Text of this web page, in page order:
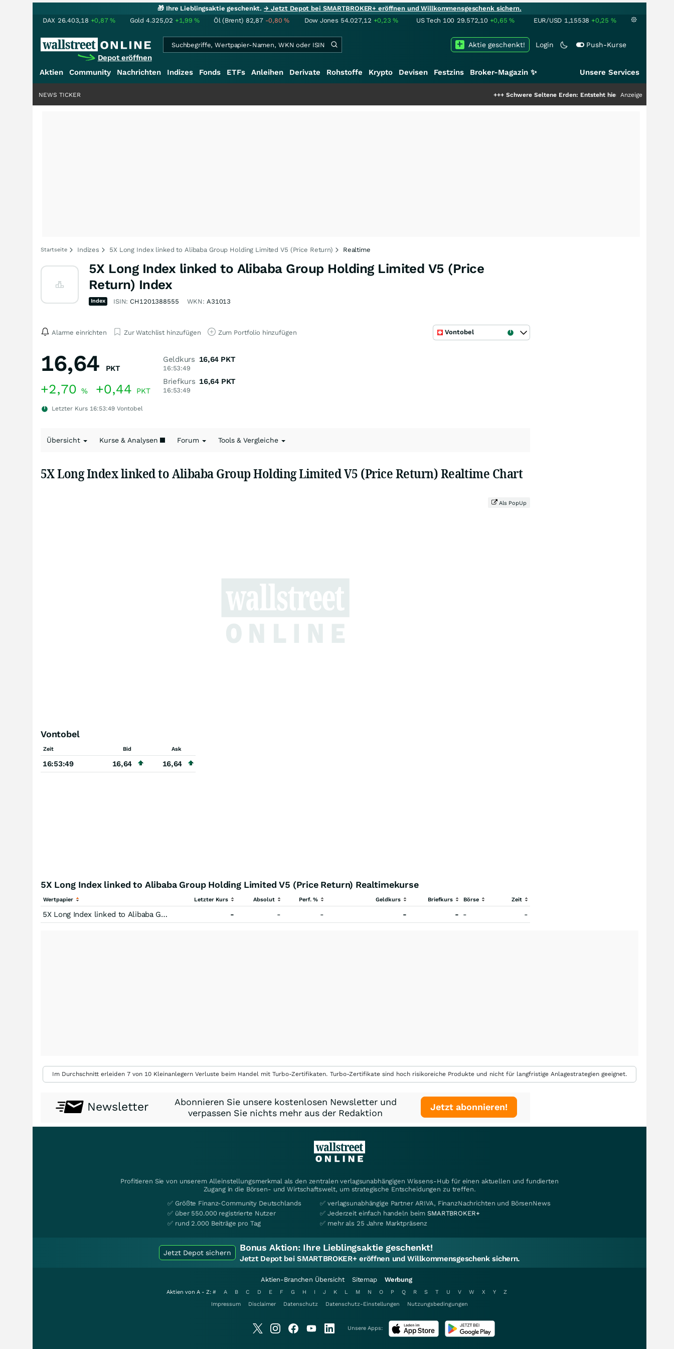
🎁 Ihre Lieblingsaktie geschenkt.→ Jetzt Depot bei SMARTBROKER+ eröffnen und Willkommensgeschenk sichern.
DAX 26.403,18 +0,87% Gold 4.325,02 +1,99% Öl (Brent) 82,87 -0,80% Dow Jones 54.027,12 +0,23% US Tech 100 29.572,10 +0,65% EUR/USD 1,15538 +0,25 %
Depot eröffnen
Login Push-Kurse
Aktie geschenkt!
Aktien Community Nachrichten Indizes Fonds ETFs Anleihen Derivate Rohstoffe Krypto Devisen Festzins Broker-Magazin ✨ Unsere Services
Schwere Seltene Erden: Entsteht hier die nächsteAnzeige
NEWS TICKER
Startseite Indizes 5X Long Index linked to Alibaba Group Holding Limited V5 (Price Return) Realtime
5X Long Index linked to Alibaba Group Holding Limited V5 (Price
Return) Index
Index ISIN: CH1201388555 WKN: A31013
Alarme einrichten Zur Watchlist hinzufügen Zum Portfolio hinzufügen Vontobel
16,64 PKT
+2,70 % +0,44 PKT
Letzter Kurs 16:53:49 Vontobel
Geldkurs
16:53:49
16,64 PKT
Briefkurs
16:53:49
16,64 PKT
Übersicht Kurse & Analysen Forum Tools & Vergleiche
5X Long Index linked to Alibaba Group Holding Limited V5 (Price Return) Realtime Chart
Als PopUp
Vontobel
Zeit Bid Ask
16:53:49 16,64 16,64
5X Long Index linked to Alibaba Group Holding Limited V5 (Price Return) Realtimekurse
Wertpapier Letzter Kurs Absolut Perf. % Geldkurs Briefkurs Börse Zeit
5X Long Index linked to Alibaba Group Holding Limited V5 (Price Return) - - - - - - -
Im Durchschnitt erleiden 7 von 10 Kleinanlegern Verluste beim Handel mit Turbo-Zertifikaten. Turbo-Zertifikate sind hoch risikoreiche Produkte und nicht für langfristige Anlagestrategien geeignet.
Newsletter
Abonnieren Sie unsere kostenlosen Newsletter und
verpassen Sie nichts mehr aus der Redaktion
Jetzt abonnieren!
Profitieren Sie von unserem Alleinstellungsmerkmal als den zentralen verlagsunabhängigen Wissens-Hub für einen aktuellen und fundierten
Zugang in die Börsen- und Wirtschaftswelt, um strategische Entscheidungen zu treffen.
✅ Größte Finanz-Community Deutschlands
✅ über 550.000 registrierte Nutzer
✅ rund 2.000 Beiträge pro Tag
✅ verlagsunabhängige Partner ARIVA, FinanzNachrichten und BörsenNews
✅ Jederzeit einfach handeln beimSMARTBROKER+
✅ mehr als 25 Jahre Marktpräsenz
Jetzt Depot sichern Bonus Aktion: Ihre Lieblingsaktie geschenkt!
Jetzt Depot bei SMARTBROKER+ eröffnen und Willkommensgeschenk sichern.
Aktien-Branchen Übersicht Sitemap Werbung
Aktien von A - Z: # A B C D E F G H I J K L M N O P Q R S T U V W X Y
Z
Impressum
Disclaimer Datenschutz Datenschutz-Einstellungen Nutzungsbedingungen
Unsere Apps: